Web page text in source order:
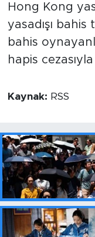
Hong Kong
yasadışı bahis
bahis
hapis
Kaynak: RSS